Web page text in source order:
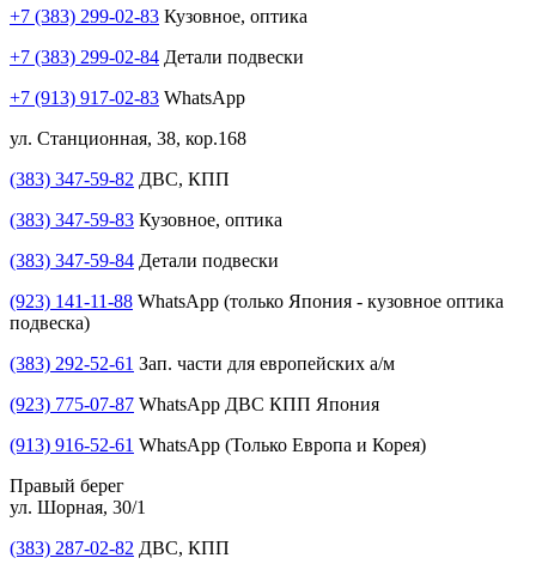
+7 (383) 299-02-83 Кузовное, оптика
+7 (383) 299-02-84 Детали подвески
+7 (913) 917-02-83 WhatsApp
ул. Станционная, 38, кор.168
(383) 347-59-82 ДВС, КПП
(383) 347-59-83 Кузовное, оптика
(383) 347-59-84 Детали подвески
(923) 141-11-88 WhatsApp (только Япония - кузовное оптика
подвеска)
(383) 292-52-61 Зап. части для европейских а/м
(923) 775-07-87 WhatsApp ДВС КПП Япония
(913) 916-52-61 WhatsApp (Только Европа и Корея)
Правый берег
ул. Шорная, 30/1
(383) 287-02-82 ДВС, КПП